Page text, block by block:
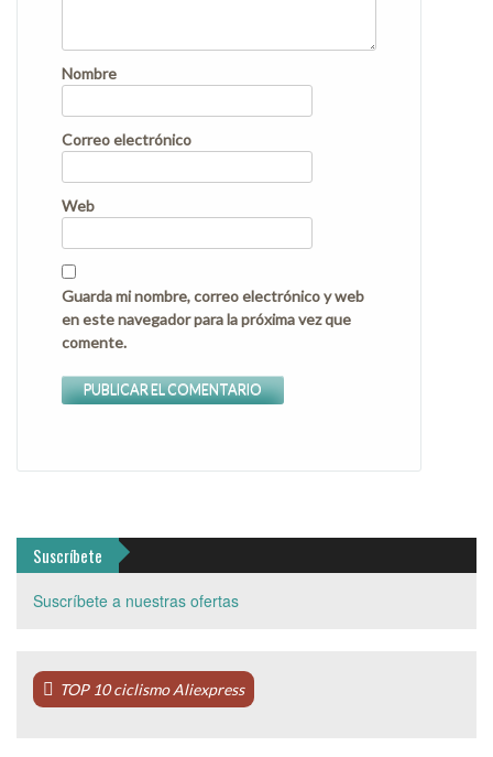
Nombre
Correo electrónico
Web
Guarda mi nombre, correo electrónico y web
en este navegador para la próxima vez que
comente.
Suscríbete
Suscríbete a nuestras ofertas
TOP 10 ciclismo Aliexpress